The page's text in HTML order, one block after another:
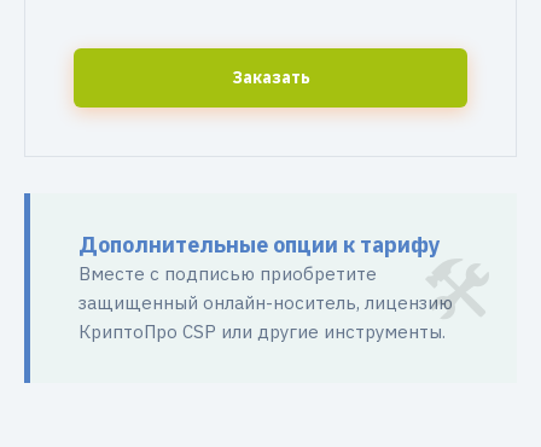
Заказать
Дополнительные опции к тарифу
Вместе с подписью приобретите
защищенный онлайн-носитель, лицензию
КриптоПро CSP или другие инструменты.